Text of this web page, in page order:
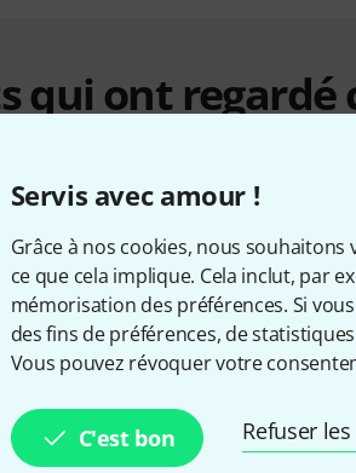
Servis avec amour !
Grâce à nos cookies, nous
ce que cela implique. Cela inclut, par
mémorisation des préférences. Si
des fins de préférences, de
Vous pouvez révoquer votre
C'est bon Refuser
qui ont
8%
ACHETÉ
Slide Oil for
ONT
Yamaha